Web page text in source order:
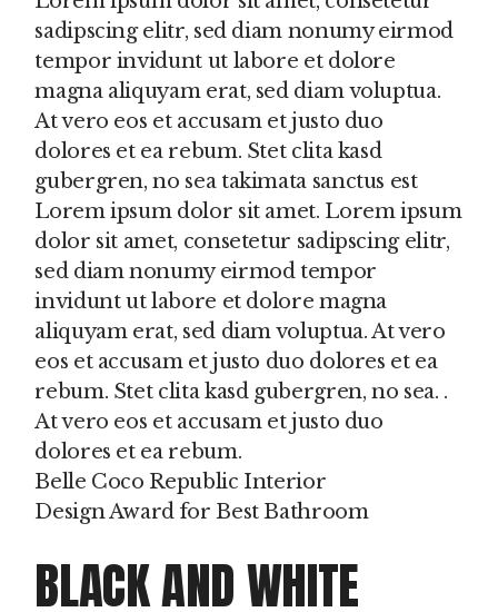
sadipscing elitr, sed diam nonumy eirmod
tempor invidunt ut labore et dolore
magna aliquyam erat, sed diam voluptua.
At vero eos et accusam et justo duo
dolores et ea rebum. Stet clita kasd
gubergren, no sea takimata sanctus est
Lorem ipsum dolor sit amet. Lorem ipsum
dolor sit amet, consetetur sadipscing elitr,
sed diam nonumy eirmod tempor
invidunt ut labore et dolore magna
aliquyam erat, sed diam voluptua. At vero
eos et accusam et justo duo dolores et ea
rebum. Stet clita kasd gubergren, no sea. .
At vero eos et accusam et justo duo
dolores et ea rebum.
Belle Coco Republic Interior
Design Award for Best Bathroom
BLACK AND WHITE